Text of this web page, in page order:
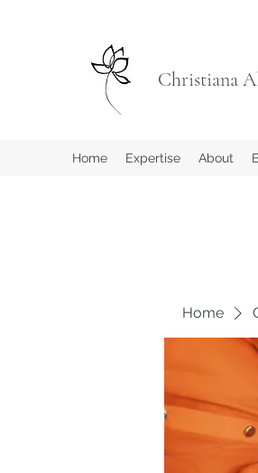
Christiana
Home Expertise About
Home